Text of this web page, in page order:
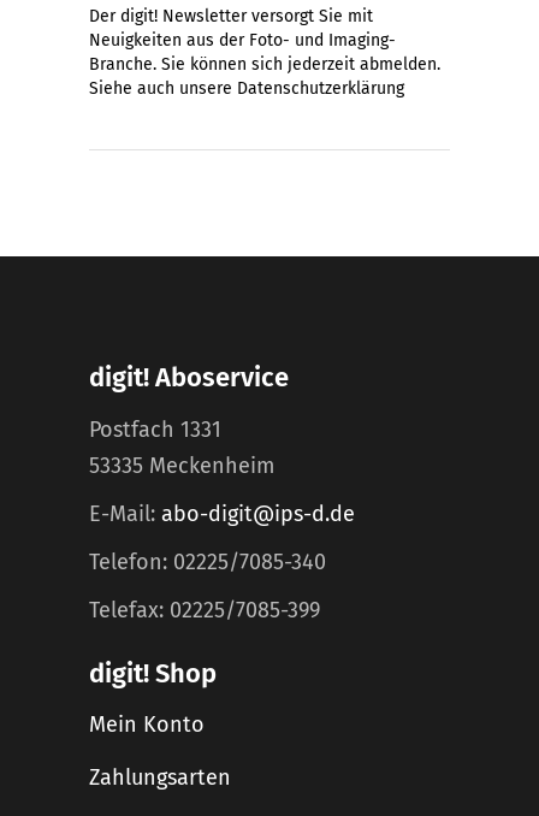
Der digit! Newsletter versorgt Sie mit
Neuigkeiten aus der Foto- und Imaging-
Branche. Sie können sich jederzeit abmelden.
Siehe auch unsere Datenschutzerklärung
digit! Aboservice
Postfach 1331
53335 Meckenheim
E-Mail: abo-digit@ips-d.de
Telefon: 02225/7085-340
Telefax: 02225/7085-399
digit! Shop
Mein Konto
Zahlungsarten